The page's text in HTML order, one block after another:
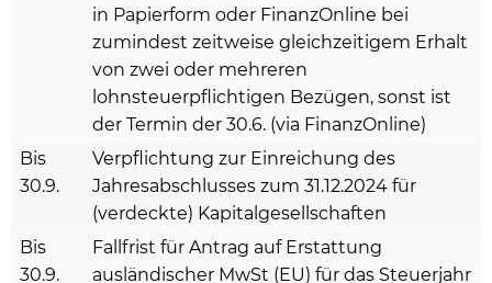
in Papierform oder FinanzOnline bei
zumindest zeitweise gleichzeitigem Erhalt
von zwei oder mehreren
lohnsteuerpflichtigen Bezügen, sonst ist
der Termin der 30.6. (via FinanzOnline)
Bis
30.9.
Verpflichtung zur Einreichung des
Jahresabschlusses zum 31.12.2024 für
(verdeckte) Kapitalgesellschaften
Bis
30.9.
Fallfrist für Antrag auf Erstattung
ausländischer MwSt (EU) für das Steuerjahr